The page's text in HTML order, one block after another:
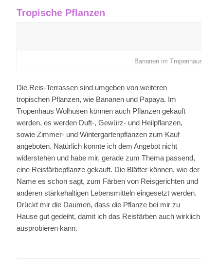
Tropische Pflanzen
Bananen im Tropenhaus
Die Reis-Terrassen sind umgeben von weiteren
tropischen Pflanzen, wie Bananen und Papaya. Im
Tropenhaus Wolhusen können auch Pflanzen gekauft
werden, es werden Duft-, Gewürz- und Heilpflanzen,
sowie Zimmer- und Wintergartenpflanzen zum Kauf
angeboten. Natürlich konnte ich dem Angebot nicht
widerstehen und habe mir, gerade zum Thema passend,
eine Reisfärbepflanze gekauft. Die Blätter können, wie der
Name es schon sagt, zum Färben von Reisgerichten und
anderen stärkehaltigen Lebensmitteln eingesetzt werden.
Drückt mir die Daumen, dass die Pflanze bei mir zu
Hause gut gedeiht, damit ich das Reisfärben auch wirklich
ausprobieren kann.